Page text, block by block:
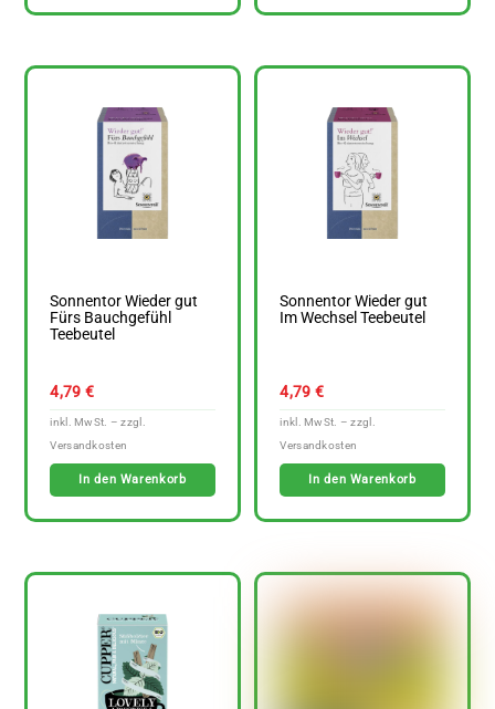
Sonnentor Wieder gut
Fürs Bauchgefühl
Teebeutel
4,79 €
In den Warenkorb
Sonnentor Wieder gut
Im Wechsel Teebeutel
4,79 €
In den Warenkorb